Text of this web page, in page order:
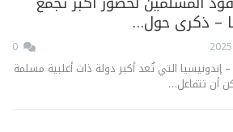
– ذكرى حول…
– إندونيسيا التي تُعد أكبر دولة ذات أغلبية مسلمة
أن تتفاعل…